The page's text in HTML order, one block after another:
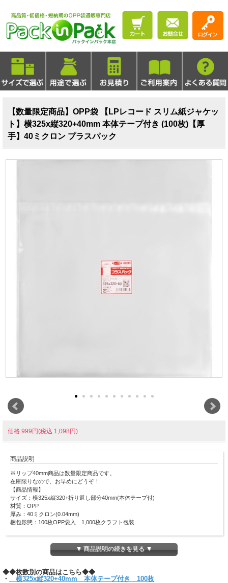
【数量限定商品】OPP袋 【LPレコード スリム紙ジャケッ
ト】横325x縦320+40mm 本体テープ付き (100枚)【厚
手】40ミクロン プラスパック
価格:999円(税込 1,098円)
商品説明
※リップ40mm商品は数量限定商品です。
在庫限りなので、お早めにどうぞ！
【商品情報】
サイズ： 横325x縦320+折り返し部分40mm(本体テープ付)
材質：OPP
厚み： 40ミクロン(0.04mm)
梱包形態：100枚OPP袋入 1,000枚クラフト包装
LPレコードスリム紙ジャケットを1枚入れるのに最適です。
本体テープ付きなので、出し入れする際にテープ部分がジャケットに触れることが
ありません。
▼ 商品説明の続きを見る ▼
◆◆枚数別の商品はこちら◆◆
・
横325x縦320+40mm 本体テープ付き 100枚